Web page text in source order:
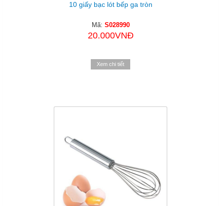
10 giấy bạc lót bếp ga tròn
Mã: S028990
20.000VNĐ
Xem chi tiết